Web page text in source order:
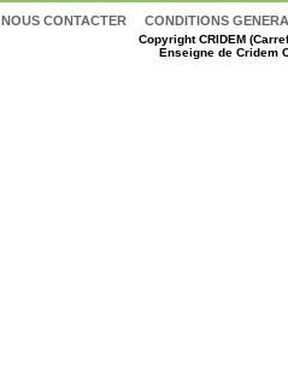
NOUS CONTACTER CONDITIONS
CopyrightCRIDEM
Enseigne de Cridem